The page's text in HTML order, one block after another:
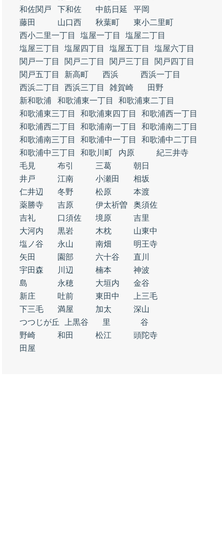
和佐関戸
下和佐 中筋日延
平岡
藤田
山口西 秋葉町
東小二里町
西小二里一丁目
塩屋一丁目
塩屋二丁目
塩屋三丁目
塩屋四丁目 塩屋五丁目
塩屋六丁目
関戸一丁目
関戸二丁目 関戸三丁目
関戸四丁目
関戸五丁目
新高町 西浜
西浜一丁目
西浜二丁目
西浜三丁目 雑賀崎
田野
新和歌浦
和歌浦東一丁目
和歌浦東二丁目
和歌浦東三丁目
和歌浦東四丁目
和歌浦西一丁目
和歌浦西二丁目
和歌浦南一丁目
和歌浦南二丁目
和歌浦南三丁目
和歌浦中一丁目
和歌浦中二丁目
和歌浦中三丁目
和歌川町 内原
紀三井寺
毛見
布引 三葛
朝日
井戸
江南 小瀬田
相坂
仁井辺
冬野 松原
本渡
薬勝寺
吉原 伊太祈曽
奥須佐
吉礼
口須佐 境原
吉里
大河内
黒岩 木枕
山東中
塩ノ谷
永山 南畑
明王寺
矢田
園部 六十谷
直川
宇田森
川辺 楠本
神波
島
永穂 大垣内
金谷
新庄
吐前 東田中
上三毛
下三毛
満屋 加太
深山
つつじが丘
上黒谷 里
谷
野崎
和田 松江
頭陀寺
田屋